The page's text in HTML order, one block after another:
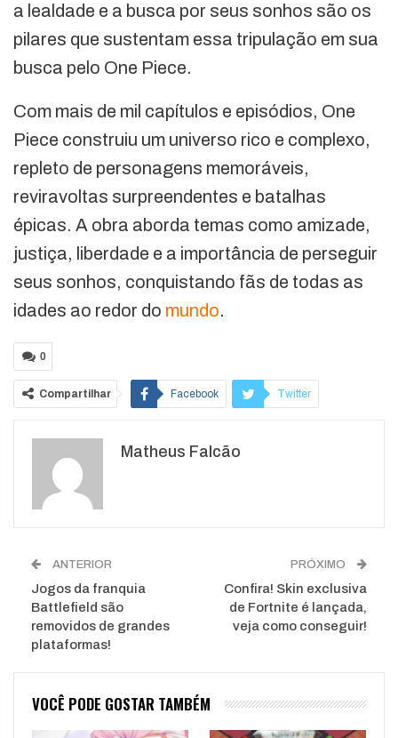
a lealdade e a busca por seus sonhos são os
pilares que sustentam essa tripulação em sua
busca pelo One Piece.
Com mais de mil capítulos e episódios, One
Piece construiu um universo rico e complexo,
repleto de personagens memoráveis,
reviravoltas surpreendentes e batalhas
épicas. A obra aborda temas como amizade,
justiça, liberdade e a importância de perseguir
seus sonhos, conquistando fãs de todas as
idades ao redor do mundo.
0
Compartilhar Facebook Twitter
WhatsApp
Matheus Falcão
ANTERIOR
Jogos da franquia
Battlefield são
removidos de grandes
plataformas!
PRÓXIMO
Confira! Skin exclusiva
de Fortnite é lançada,
veja como conseguir!
VOCÊ PODE GOSTAR TAMBÉM